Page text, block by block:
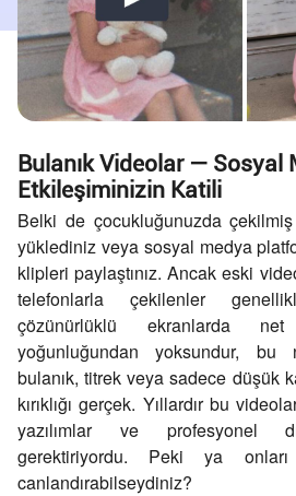
Bulanık Videolar — Sosyal
Etkileşiminizin Katili
Belki de çocukluğunuzda
yüklediniz veya sosyal medya
klipleri paylaştınız. Ancak eski
telefonlarla çekilenler
çözünürlüklü ekranlarda
yoğunluğundan yoksundur,
bulanık, titrek veya sadece düşük
kırıklığı gerçek. Yıllardır bu
yazılımlar ve profesyonel
gerektiriyordu. Peki ya
canlandırabilseydiniz?